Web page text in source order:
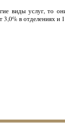
виды услуг, то
3,0% в отделениях и